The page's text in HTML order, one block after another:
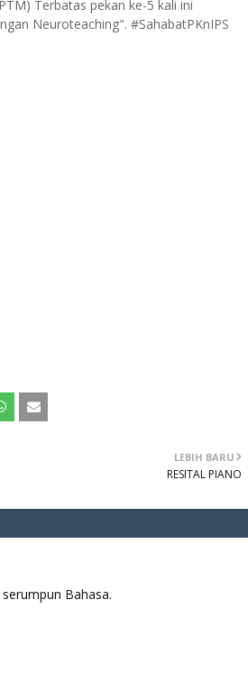
Terbatas pekan ke-5 kali ini
Neuroteaching". #SahabatPKnIPS
LEBIH BARU
RESITAL PIANO
Bahasa.